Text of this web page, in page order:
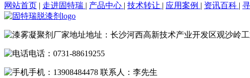
网站首页 | 走进固特瑞 | 产品中心 | 技术转让 | 应用案例 | 资讯百科 |
地址：长沙河西高新技术产业开发区观沙岭工
电话：0731-88619255
手机：13908484478 联系人：李先生